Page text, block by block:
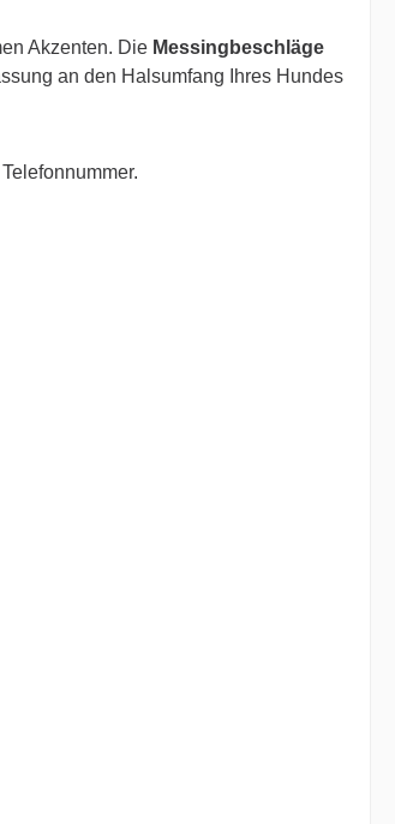
Akzenten. Die Messingbeschläge
an den Halsumfang Ihres Hundes